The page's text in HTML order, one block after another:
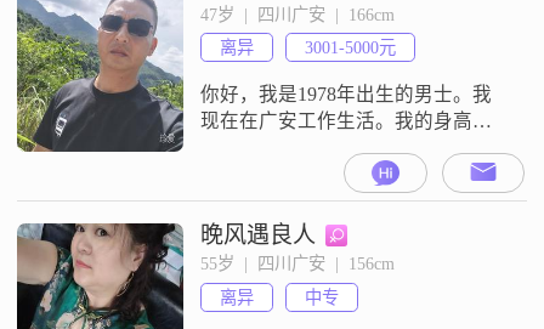
47岁  |  四川广安  |  166cm
离异
3001-5000元
你好，我是1978年出生的男士。我
现在在广安工作生活。我的身高是
166cm。我的学历是高中及以下。我
目前的月收入在3001到5000元之
间。我这个人性格比较稳重可靠，
平时很外向健谈，和大家都能聊得
来。平时做事责任感比较强，不管
是对待工作还是生活里的事情，都
会认真对待。我性格随和，比较好
晚风遇良人
55岁  |  四川广安  |  156cm
离异
中专